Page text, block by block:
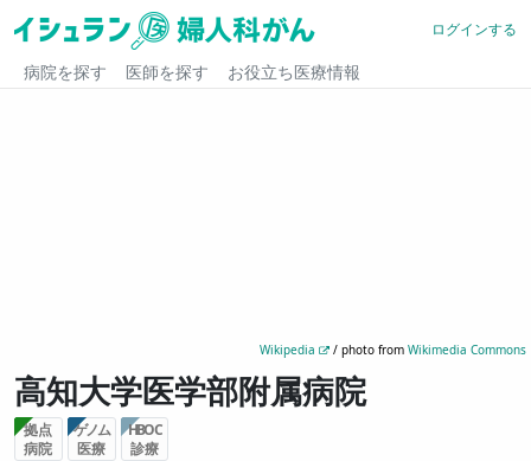
ログインする
病院を探す 医師を探す お役立ち医療情報
Wikipedia / photo from Wikimedia Commons
高知大学医学部附属病院
拠点
病院
ゲノム
医療
HBOC
診療